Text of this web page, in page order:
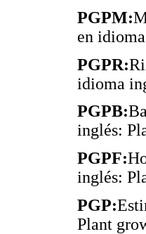
PGPM:
en
PGPR:
idioma
PGPB:
inglés:
PGPF:
inglés:
PGP:
Plant